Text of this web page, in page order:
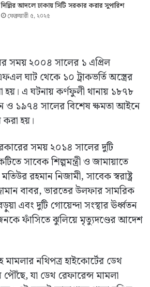
দিল্লির আদলে ঢাকায় সিটি সরকার করার সুপারিশ
ফেব্রুয়ারী ৫, ২০২৫
সময় ২০০৪ সালের ১ এপ্রিল
ঘাট থেকে ১০ ট্রাকভর্তি অস্ত্রের
এ ঘটনায় কর্ণফুলী থানায় ১৮৭৮
ও ১৯৭৪ সালের বিশেষ ক্ষমতা আইনে
করা হয়।
সময় ২০১৪ সালের দুটি
সাবেক শিল্পমন্ত্রী ও জামায়াতে
রহমান নিজামী, সাবেক স্বরাষ্ট্র
বাবর, ভারতের উলফার সামরিক
এবং দুটি গোয়েন্দা সংস্থার ঊর্ধ্বতন
ফাঁসিতে ঝুলিয়ে মৃত্যুদণ্ডের আদেশ
নথিপত্র হাইকোর্টের ডেথ
পৌঁছে, যা ডেথ রেফারেন্স মামলা